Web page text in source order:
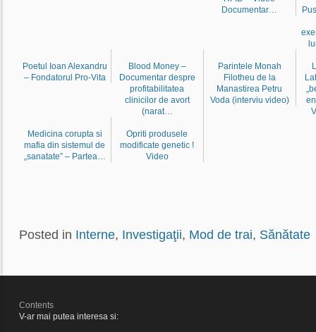
Documentar…
Poetul Ioan Alexandru
– Fondatorul Pro-Vita
Blood Money –
Documentar despre
profitabilitatea
clinicilor de avort
(narat…
Parintele Monah
Filotheu de la
Manastirea Petru
Voda (interviu video)
Medicina corupta si
mafia din sistemul de
„sanatate” – Partea…
Opriti produsele
modificate genetic !
Video
Posted in Interne, Investigaţii, Mod de trai, Sănătate
Contents
V-ar mai putea interesa si: